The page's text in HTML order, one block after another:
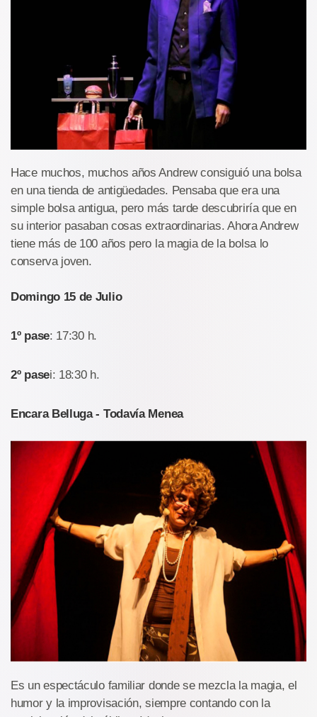
Hace muchos, muchos años Andrew consiguió una bolsa
en una tienda de antigüedades. Pensaba que era una
simple bolsa antigua, pero más tarde descubriría que en
su interior pasaban cosas extraordinarias. Ahora Andrew
tiene más de 100 años pero la magia de la bolsa lo
conserva joven.
Domingo 15 de Julio
1º pase: 17:30 h.
2º pasei: 18:30 h.
Encara Belluga - Todavía Menea
Es un espectáculo familiar donde se mezcla la magia, el
humor y la improvisación, siempre contando con la